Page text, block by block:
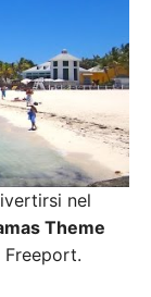
nel
Theme